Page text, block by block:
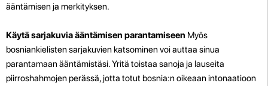
ääntämisen ja merkityksen.
Käytä sarjakuvia ääntämisen parantamiseen Myös
bosniankielisten sarjakuvien katsominen voi auttaa sinua
parantamaan ääntämistäsi. Yritä toistaa sanoja ja lauseita
piirroshahmojen perässä, jotta totut bosnia:n oikeaan intonaatioon